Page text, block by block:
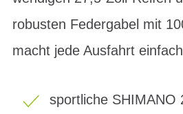
robusten Federgabel mit
macht jede Ausfahrt
sportliche SHIMANO